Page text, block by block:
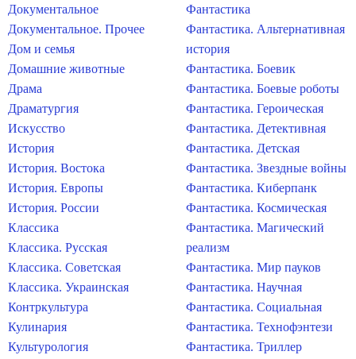
Документальное
Документальное. Прочее
Дом и семья
Домашние животные
Драма
Драматургия
Искусство
История
История. Востока
История. Европы
История. России
Классика
Классика. Русская
Классика. Советская
Классика. Украинская
Контркультура
Кулинария
Культурология
Фантастика
Фантастика. Альтернативная
история
Фантастика. Боевик
Фантастика. Боевые роботы
Фантастика. Героическая
Фантастика. Детективная
Фантастика. Детская
Фантастика. Звездные войны
Фантастика. Киберпанк
Фантастика. Космическая
Фантастика. Магический
реализм
Фантастика. Мир пауков
Фантастика. Научная
Фантастика. Социальная
Фантастика. Технофэнтези
Фантастика. Триллер